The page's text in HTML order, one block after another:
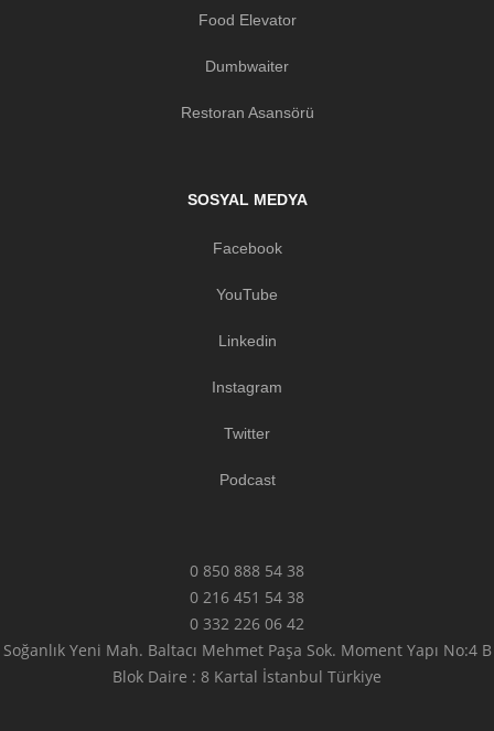
Food Elevator
Dumbwaiter
Restoran Asansörü
SOSYAL MEDYA
Facebook
YouTube
Linkedin
Instagram
Twitter
Podcast
0 850 888 54 38
0 216 451 54 38
0 332 226 06 42
Soğanlık Yeni Mah. Baltacı Mehmet Paşa Sok. Moment Yapı No:4 B
Blok Daire : 8 Kartal İstanbul Türkiye